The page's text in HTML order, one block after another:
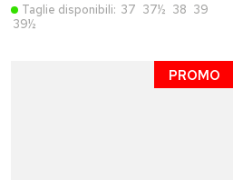
Taglie disponibili: 37 37½ 38 39
39½
PROMO